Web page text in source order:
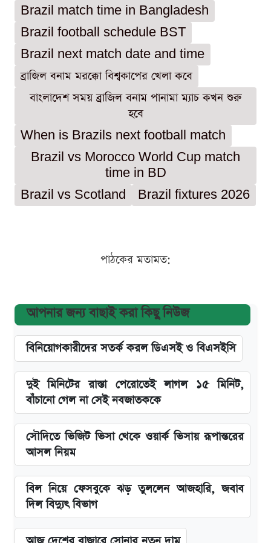
Brazil match time in Bangladesh
Brazil football schedule BST
Brazil next match date and time
ব্রাজিল বনাম মরক্কো বিশ্বকাপের খেলা কবে
বাংলাদেশ সময় ব্রাজিল বনাম পানামা ম্যাচ কখন শুরু
হবে
When is Brazils next football match
Brazil vs Morocco World Cup match
time in BD
Brazil vs Scotland
Brazil fixtures 2026
পাঠকের মতামত:
আপনার জন্য বাছাই করা কিছু নিউজ
বিনিয়োগকারীদের সতর্ক করল ডিএসই ও বিএসইসি
দুই মিনিটের রাস্তা পেরোতেই লাগল ১৫ মিনিট,
বাঁচানো গেল না সেই নবজাতককে
সৌদিতে ভিজিট ভিসা থেকে ওয়ার্ক ভিসায় রূপান্তরের
আসল নিয়ম
বিল নিয়ে ফেসবুকে ঝড় তুললেন আজহারি, জবাব
দিল বিদ্যুৎ বিভাগ